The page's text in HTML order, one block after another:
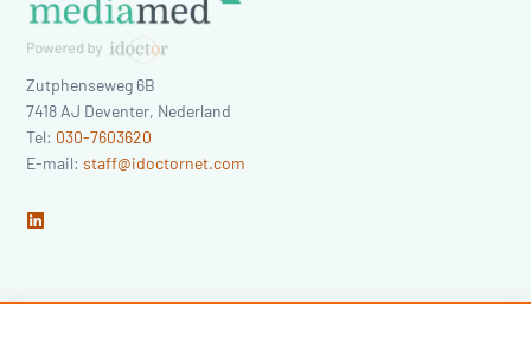
Zutphenseweg 6B
7418 AJ Deventer, Nederland
Tel: 030-7603620
E-mail:staff@idoctornet.com